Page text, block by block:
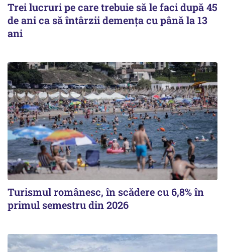
Trei lucruri pe care trebuie să le faci după 45
de ani ca să întârzii demența cu până la 13
ani
Turismul românesc, în scădere cu 6,8% în
primul semestru din 2026